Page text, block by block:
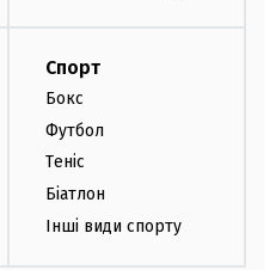
Спорт
Бокс
Футбол
Теніс
Біатлон
Інші види спорту